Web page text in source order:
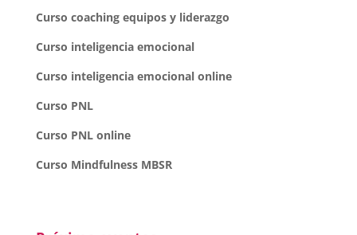
Curso coaching equipos y liderazgo
Curso inteligencia emocional
Curso inteligencia emocional online
Curso PNL
Curso PNL online
Curso Mindfulness MBSR